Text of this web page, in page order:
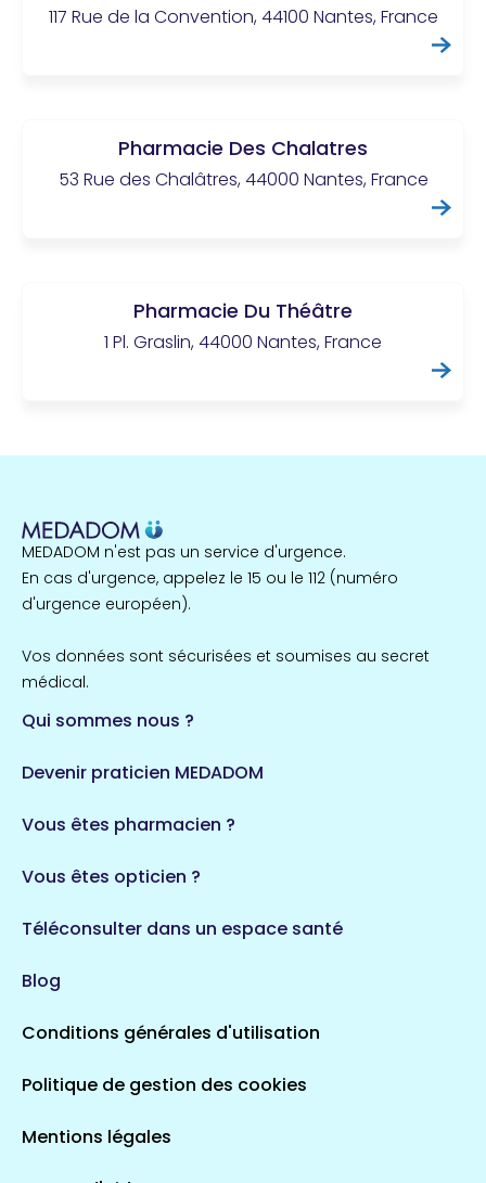
117 Rue de la Convention, 44100 Nantes, France
Pharmacie Des Chalatres
53 Rue des Chalâtres, 44000 Nantes, France
Pharmacie Du Théâtre
1 Pl. Graslin, 44000 Nantes, France
MEDADOM n'est pas un service d'urgence.
En cas d'urgence, appelez le 15 ou le 112 (numéro
d'urgence européen).
Vos données sont sécurisées et soumises au secret
médical.
Qui sommes nous ?
Devenir praticien MEDADOM
Vous êtes pharmacien ?
Vous êtes opticien ?
Téléconsulter dans un espace santé
Blog
Conditions générales d'utilisation
Politique de gestion des cookies
Mentions légales